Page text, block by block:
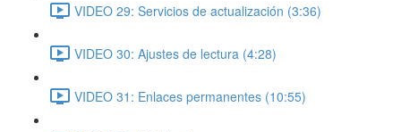
VIDEO 29: Servicios de actualización (3:36)
VIDEO 30: Ajustes de lectura (4:28)
VIDEO 31: Enlaces permanentes (10:55)